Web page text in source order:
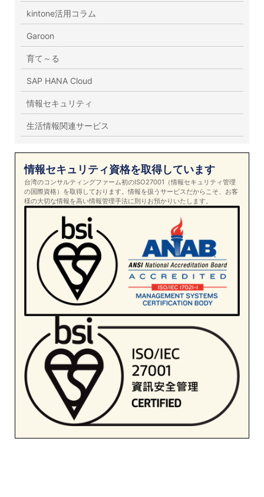
kintone活用コラム
Garoon
育て～る
SAP HANA Cloud
情報セキュリティ
生活情報関連サービス
情報セキュリティ資格を取得しています
台湾のコンサルティングファーム初のISO27001（情報セキュリティ管理
の国際資格）を取得しております。情報を扱うサービスだからこそ、お客
様の大切な情報を高い情報管理手法に則りお預かりいたします。